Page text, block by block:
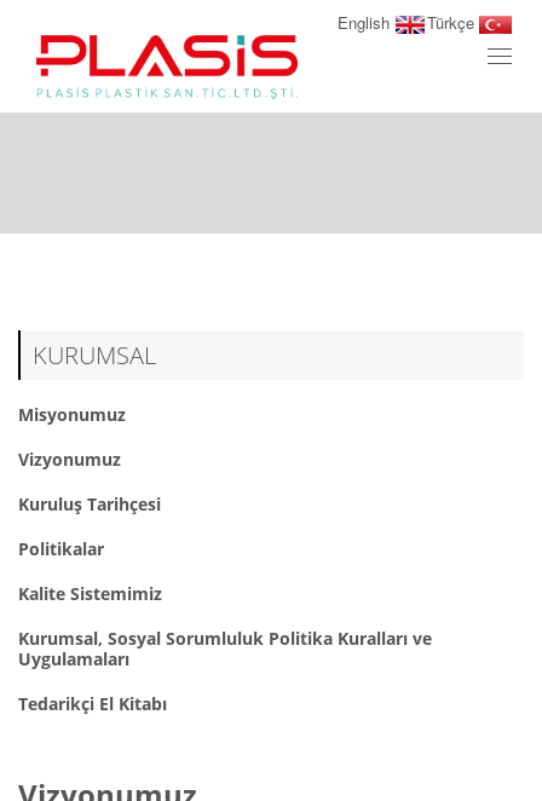
English Türkçe
KURUMSAL
Misyonumuz
Vizyonumuz
Kuruluş Tarihçesi
Politikalar
Kalite Sistemimiz
Kurumsal, Sosyal Sorumluluk Politika Kuralları ve
Uygulamaları
Tedarikçi El Kitabı